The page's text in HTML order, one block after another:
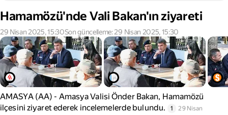
Hamamözü'nde Vali Bakan'ın ziyareti
29 Nisan 2025, 15:30Son güncelleme: 29 Nisan 2025, 15:30
AMASYA (AA) - Amasya Valisi Önder Bakan, Hamamözü
ilçesini ziyaret ederek incelemelerde bulundu.
1 29 Nisan